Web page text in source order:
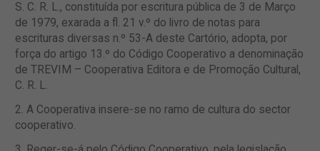
S. C. R. L., constituída por escritura pública de 3 de Março
de 1979, exarada a fl. 21 v.º do livro de notas para
escrituras diversas n.º 53-A deste Cartório, adopta, por
força do artigo 13.º do Código Cooperativo a denominação
de TREVIM – Cooperativa Editora e de Promoção Cultural,
C. R. L.
A Cooperativa insere-se no ramo de cultura do sector
cooperativo.